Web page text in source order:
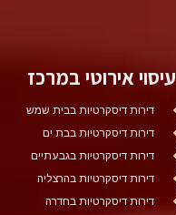
עיסוי אירוטי במרכז
דירות דיסקרטיות בבית שמש
דירות דיסקרטיות בבת ים
דירות דיסקרטיות בגבעתיים
דירות דיסקרטיות בהרצליה
דירות דיסקרטיות בחדרה